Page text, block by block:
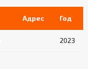
Адрес Год
2023